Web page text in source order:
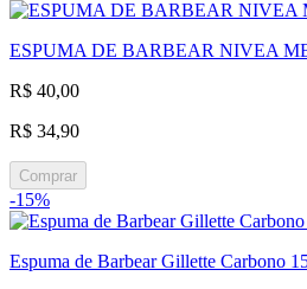
ESPUMA DE BARBEAR NIVEA
R$ 40,00
R$ 34,90
Comprar
-15%
Espuma de Barbear Gillette Carbono